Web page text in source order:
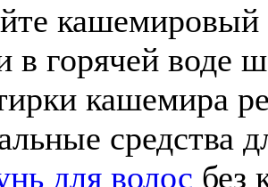
кашемировый
в горячей воде
кашемира
средства
для волос без